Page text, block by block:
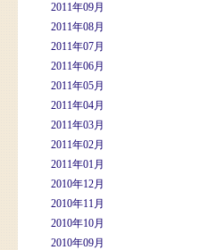
2011年09月
2011年08月
2011年07月
2011年06月
2011年05月
2011年04月
2011年03月
2011年02月
2011年01月
2010年12月
2010年11月
2010年10月
2010年09月